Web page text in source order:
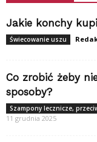
Jakie konchy
Świecowanie uszu
Co zrobić żeby
sposoby?
Szampony lecznicze,
11 grudnia 2025